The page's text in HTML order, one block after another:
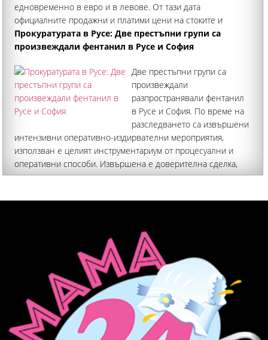
едновременно в евро и в левове. От тази дата
официалните продажни и платими цени на стоките и
услугите трябва да бъдат обявявани в евро – валутата
Прокуратурата в Русе: Две престъпни групи са
произвеждали фентанил в Русе и София
Две престъпни групи са
произвеждали
разпространявали фентанил
в Русе и София. По време на
разследването са извършени
интензивни оперативно-издирвателни мероприятия,
използван е целият инструментариум от процесуални и
оперативни способи. Извършена е доверителна сделка,
има включени и служители под прикритие